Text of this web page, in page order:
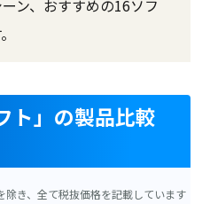
ン、おすすめの16ソフ
ト」の製品比較
き、全て税抜価格を記載しています